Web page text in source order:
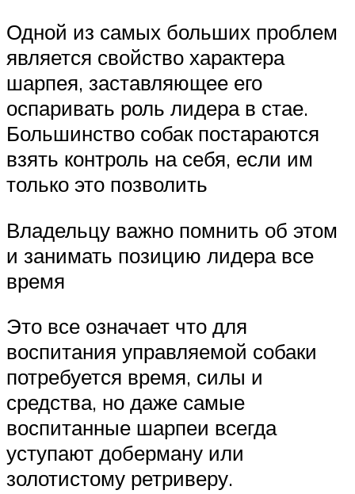
Одной из самых больших проблем
является свойство характера
шарпея, заставляющее его
оспаривать роль лидера в стае.
Большинство собак постараются
взять контроль на себя, если им
только это позволить
Владельцу важно помнить об этом
и занимать позицию лидера все
время
Это все означает что для
воспитания управляемой собаки
потребуется время, силы и
средства, но даже самые
воспитанные шарпеи всегда
уступают доберману или
золотистому ретриверу.